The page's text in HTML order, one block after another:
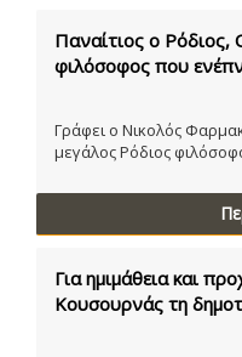
Παναίτιος ο Ρόδιος,
φιλόσοφος που
Γράφει ο Νικολός
μεγάλος Ρόδιος
Για ημιμάθεια και
Κουσουρνάς τη